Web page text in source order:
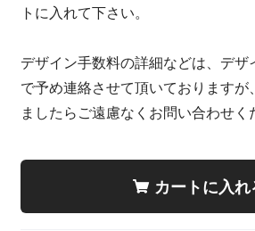
トに入れて下さい。
デザイン手数料の詳細などは、デザ
で予め連絡させて頂いておりますが
ましたらご遠慮なくお問い合わせく
カートに入れ